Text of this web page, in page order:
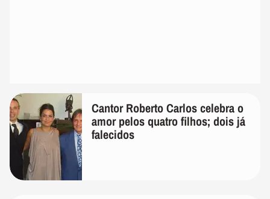
Cantor Roberto Carlos celebra o
amor pelos quatro filhos; dois já
falecidos